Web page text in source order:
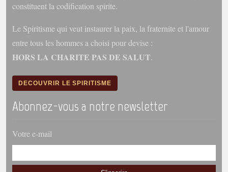
constituent la codification spirite.
Le Spiritisme qui veut instaurer la paix, la fraternite et l'amour
entre tous les hommes a choisi pour devise :
HORS LA CHARITE PAS DE SALUT.
DECOUVRIR LE SPIRITISME
Abonnez-vous a notre newsletter
Votre e-mail